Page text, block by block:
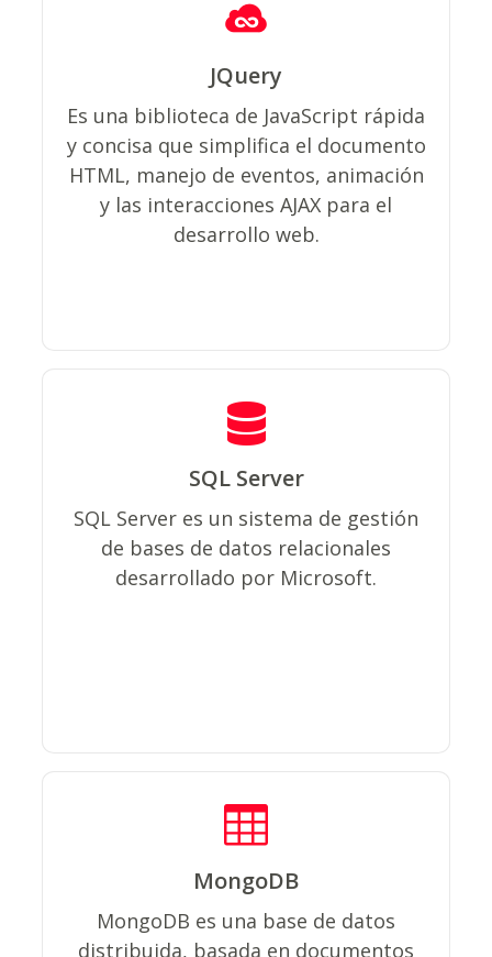
JQuery
Es una biblioteca de JavaScript rápida
y concisa que simplifica el documento
HTML, manejo de eventos, animación
y las interacciones AJAX para el
desarrollo web.
jQuery, al igual que otras bibliotecas,
ofrece una serie de funcionalidades
basadas en JavaScript que de otra
manera requerirían de mucho más
código.
SQL Server
SQL Server es un sistema de gestión
de bases de datos relacionales
desarrollado por Microsoft.
Como servidor de base de datos, es
un producto de software con la
recuperar datos según las solicitudes
de otras aplicaciones de software,
que pueden ejecutarse en el mismo
MongoDB
MongoDB es una base de datos
distribuida, basada en documentos
De uso general que ha sido diseñada
para desarrolladores de aplicaciones